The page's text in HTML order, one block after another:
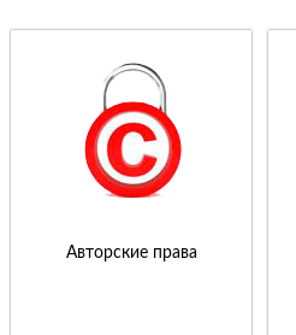
Авторские права